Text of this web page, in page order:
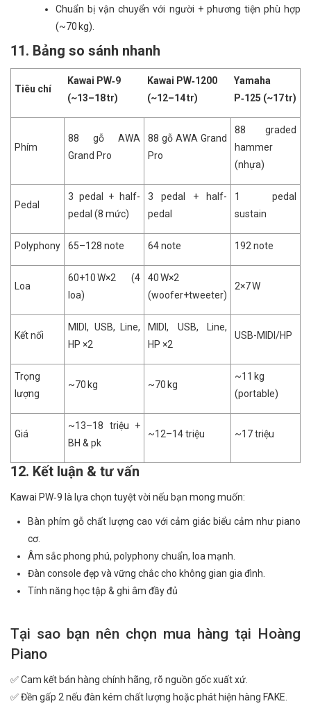
Chuẩn bị vận chuyển với người + phương tiện phù hợp
(~70 kg).
11. Bảng so sánh nhanh
Tiêu chí
Kawai PW‑9
(~13–18 tr)
Kawai PW‑1200
(~12–14 tr)
Yamaha
P‑125 (~17 tr)
Phím
88 gỗ AWA
Grand Pro
88 gỗ AWA Grand
Pro
88 graded
hammer
(nhựa)
Pedal
3 pedal + half-
pedal (8 mức)
3 pedal + half-
pedal
1 pedal
sustain
Polyphony 65–128 note 64 note 192 note
Loa
60+10 W×2 (4
loa)
40 W×2
(woofer+tweeter)
2×7 W
Kết nối
MIDI, USB, Line,
HP ×2
MIDI, USB, Line,
HP ×2
USB-MIDI/HP
Trọng
lượng
~70 kg ~70 kg
~11 kg
(portable)
Giá
~13–18 triệu +
BH & pk
~12–14 triệu ~17 triệu
12. Kết luận & tư vấn
Kawai PW‑9 là lựa chọn tuyệt vời nếu bạn mong muốn:
Bàn phím gỗ chất lượng cao với cảm giác biểu cảm như piano
cơ.
Âm sắc phong phú, polyphony chuẩn, loa mạnh.
Đàn console đẹp và vững chắc cho không gian gia đình.
Tính năng học tập & ghi âm đầy đủ
Tại sao bạn nên chọn mua hàng tại Hoàng
Piano
✅ Cam kết bán hàng chính hãng, rõ nguồn gốc xuất xứ.
✅ Đền gấp 2 nếu đàn kém chất lượng hoặc phát hiện hàng FAKE.